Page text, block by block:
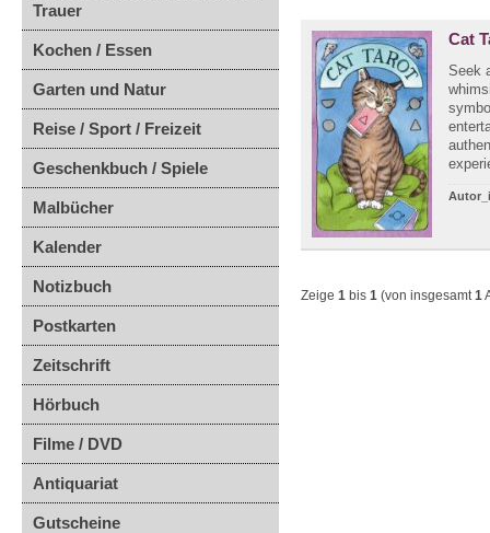
Trauer
Kochen / Essen
Garten und Natur
Reise / Sport / Freizeit
Geschenkbuch / Spiele
Malbücher
Kalender
Notizbuch
Postkarten
Zeitschrift
Hörbuch
Filme / DVD
Antiquariat
Gutscheine
Cat
Seek
Zeige 1 bis 1 (von insgesamt1